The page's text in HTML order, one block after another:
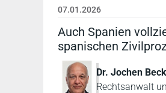
07.01.2026
Auch Spanien
spanischen
Dr. Jochen
Rechtsanwalt